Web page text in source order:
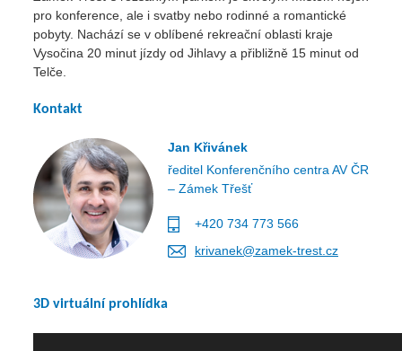
pro konference, ale i svatby nebo rodinné a romantické
pobyty. Nachází se v oblíbené rekreační oblasti kraje
Vysočina 20 minut jízdy od Jihlavy a přibližně 15 minut od
Telče.
Kontakt
Jan Křivánek
ředitel Konferenčního centra AV ČR
– Zámek Třešť
+420 734 773 566
krivanek@zamek-trest.cz
3D virtuální prohlídka